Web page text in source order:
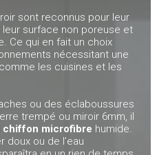
sont reconnus pour leur
surface non poreuse et
Ce qui en fait un choix
nécessitant une
les cuisines et les
ou des éclaboussures
trempé ou miroir 6mm, il
chiffon microfibre humide.
doux ou de l’eau